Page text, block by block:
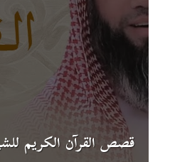
قصص القرآن الكريم